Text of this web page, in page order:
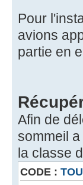
Pour
avions
partie en
Afin de
sommeil
la classe
CODE :